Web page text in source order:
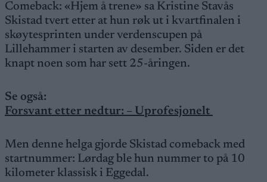
Comeback: «Hjem å trene» sa Kristine Stavås
Skistad tvert etter at hun røk ut i kvartfinalen i
skøytesprinten under verdenscupen på
Lillehammer i starten av desember. Siden er det
knapt noen som har sett 25-åringen.
Se også:
Forsvant etter nedtur: – Uprofesjonelt
Men denne helga gjorde Skistad comeback med
startnummer: Lørdag ble hun nummer to på 10
kilometer klassisk i Eggedal.